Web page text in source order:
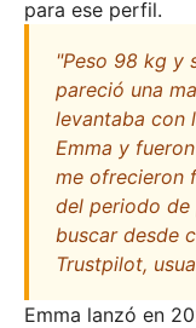
para ese perfil.
"Peso 98 kg y
pareció una
levantaba con
Emma y
me ofrecieron
del periodo de
buscar desde
Trustpilot,
Emma lanzó en